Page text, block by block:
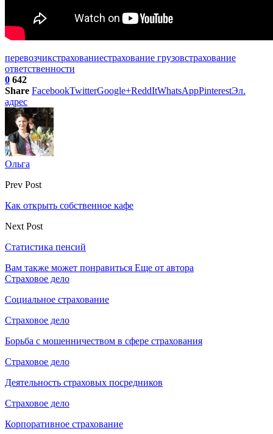
перевозчикстрахованиестрахование грузовстрахование
ответственности
0 642
Share FacebookTwitterGoogle+ReddItWhatsAppPinterestЭл.
адрес
Ольга
Prev Post
Как открыть собственное кафе
Next Post
Статистика пенсий
Вам также может понравиться Еще от автора
Страховое дело
Социальное страхование
Страховое дело
Борьба с мошенничеством в сфере страхования
Страховое дело
Деятельность страховых посредников
Страховое дело
Корпоративное страхование